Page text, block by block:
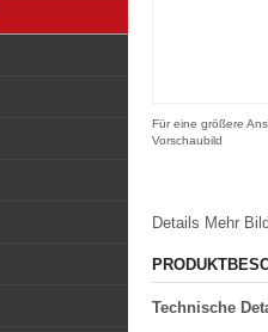
Für eine größere
Vorschaubild
Details Mehr
Technische